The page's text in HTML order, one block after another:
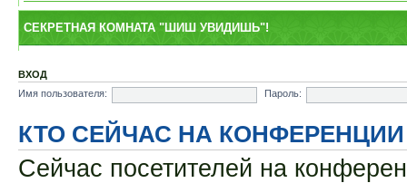
СЕКРЕТНАЯ КОМНАТА "ШИШ УВИДИШЬ"!
ВХОД
Имя пользователя:
Пароль:
КТО СЕЙЧАС НА КОНФЕРЕНЦИИ
Сейчас посетителей на